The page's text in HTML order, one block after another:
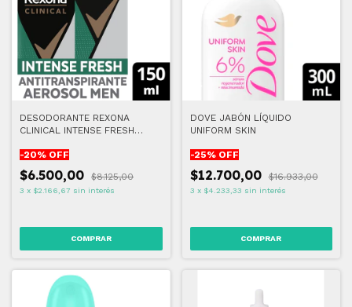
DESODORANTE REXONA
CLINICAL INTENSE FRESH
-20% OFF
$6.500,00 $8.125,00
3 x $2.166,67 sin interés
DOVE JABÓN LÍQUIDO
UNIFORM SKIN
-25% OFF
$12.700,00 $16.933,00
3 x $4.233,33 sin interés